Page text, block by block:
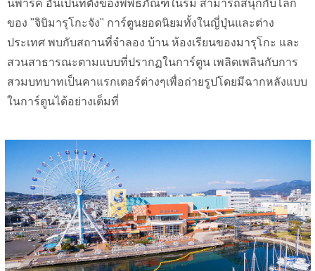
นพาร์ค อันเป็นที่ตั้งของพิพิธภัณฑ์ในร่ม สามารถสนุกกับโลก
ของ "จิบิมารุโกะจัง" การ์ตูนยอดนิยมทั้งในญี่ปุ่นและต่าง
ประเทศ พบกับสถานที่จำลอง บ้าน ห้องเรียนของมารุโกะ และ
สวนสาธารณะตามแบบที่ปรากฏในการ์ตูน เพลิดเพลินกับการ
สวมบทบาทเป็นคาแรกเตอร์ต่างๆเพื่อถ่ายรูปโดยมีฉากหลังแบบ
ในการ์ตูนได้อย่างเต็มที่